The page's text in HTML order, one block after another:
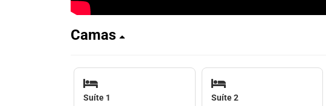
Camas
Suíte 1 Suíte 2